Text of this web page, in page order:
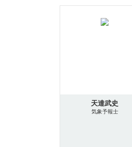
天達武史
気象予報士